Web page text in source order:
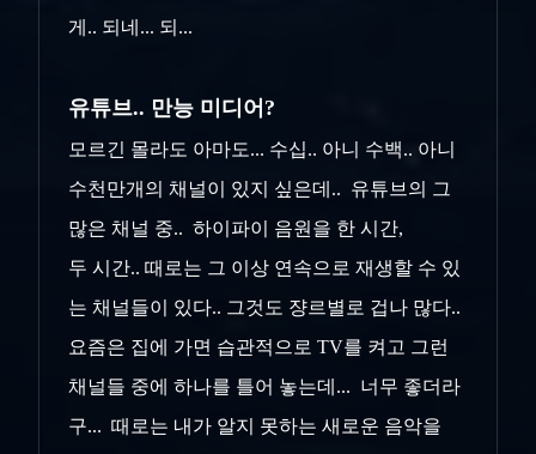
게.. 되네... 되...
유튜브.. 만능 미디어?
모르긴 몰라도 아마도... 수십.. 아니 수백.. 아니
수천만개의 채널이 있지 싶은데.. 유튜브의 그
많은 채널 중.. 하이파이 음원을 한 시간,
두 시간.. 때로는 그 이상 연속으로 재생할 수 있
는 채널들이 있다.. 그것도 쟝르별로 겁나 많다..
요즘은 집에 가면 습관적으로 TV를 켜고 그런
채널들 중에 하나를 틀어 놓는데... 너무 좋더라
구... 때로는 내가 알지 못하는 새로운 음악을